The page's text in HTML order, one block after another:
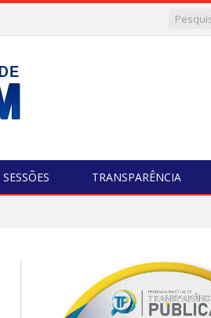
SESSÕES TRANSPARÊNCIA